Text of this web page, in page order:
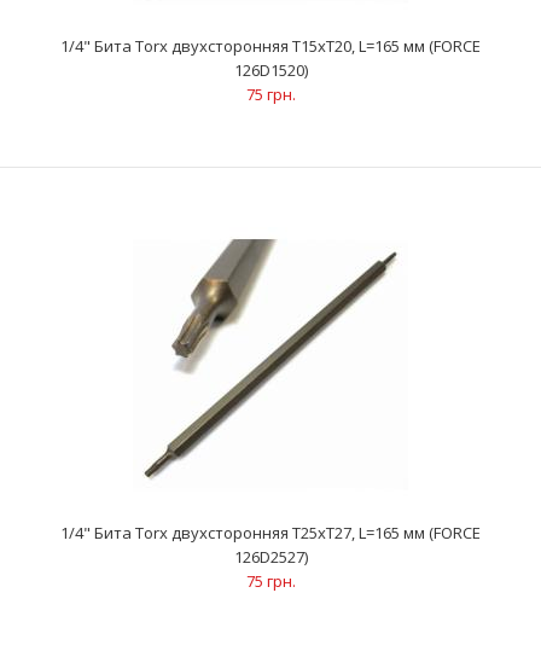
126D1520)
..
1/4" Бита Torx двухсторонняя T15xT20, L=165 мм (FORCE
126D1520)
75 грн.
1/4" Бита Torx двухсторонняя T25xT27, L=165 мм (FORCE
126D2527)
75 грн.